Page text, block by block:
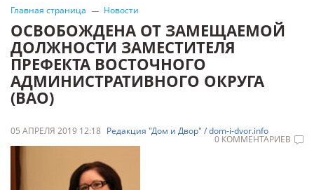
Главная страница Новости
ОСВОБОЖДЕНА ОТ ЗАМЕЩАЕМОЙ
ДОЛЖНОСТИ ЗАМЕСТИТЕЛЯ
ПРЕФЕКТА ВОСТОЧНОГО
АДМИНИСТРАТИВНОГО ОКРУГА
(ВАО)
05 АПРЕЛЯ 2019 12:18 Редакция "Дом и Двор" / dom-i-dvor.info
0 КОММЕНТАРИЕВ